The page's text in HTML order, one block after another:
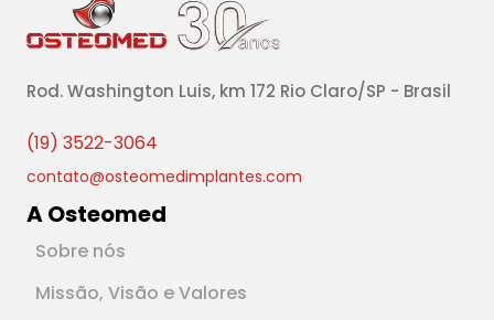
Rod. Washington Luis, km 172 Rio Claro/SP - Brasil
(19) 3522-3064
contato@osteomedimplantes.com
A Osteomed
Sobre nós
Missão, Visão e Valores